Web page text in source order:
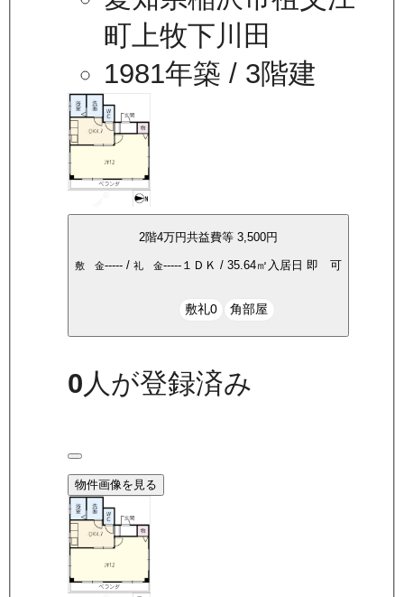
町上牧下川田
1981年築 / 3階建
2階4万円共益費等3,500円
敷 金----- /礼 金----- １ＤＫ /35.64㎡ 入居日 即 可
敷礼0 角部屋
0 人が登録済み
物件画像を見る